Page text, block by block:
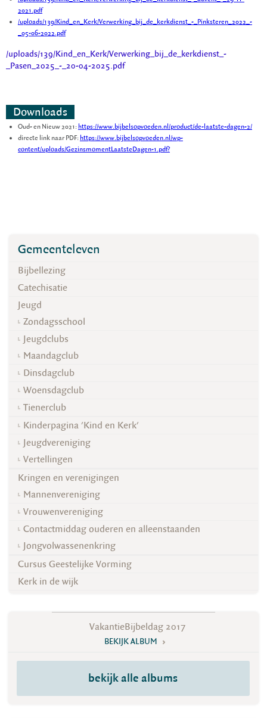
2021.pdf
/uploads/139/Kind_en_Kerk/Verwerking_bij_de_kerkdienst_-_Pinksteren_2022_-
_05-06-2022.pdf
/uploads/139/Kind_en_Kerk/Verwerking_bij_de_kerkdienst_-
_Pasen_2025_-_20-04-2025.pdf
Downloads
Oud- en Nieuw 2021: https://www.bijbelsopvoeden.nl/product/de-laatste-dagen-2/
directe link naar PDF: https://www.bijbelsopvoeden.nl/wp-
content/uploads/GezinsmomentLaatsteDagen-1.pdf?
Gemeenteleven
Bijbellezing
Catechisatie
Jeugd
Zondagsschool
Jeugdclubs
Maandagclub
Dinsdagclub
Woensdagclub
Tienerclub
Kinderpagina 'Kind en Kerk'
Jeugdvereniging
Vertellingen
Kringen en verenigingen
Mannenvereniging
Vrouwenvereniging
Contactmiddag ouderen en alleenstaanden
Jongvolwassenenkring
Cursus Geestelijke Vorming
Kerk in de wijk
VakantieBijbeldag 2017
BEKIJK ALBUM
bekijk alle albums